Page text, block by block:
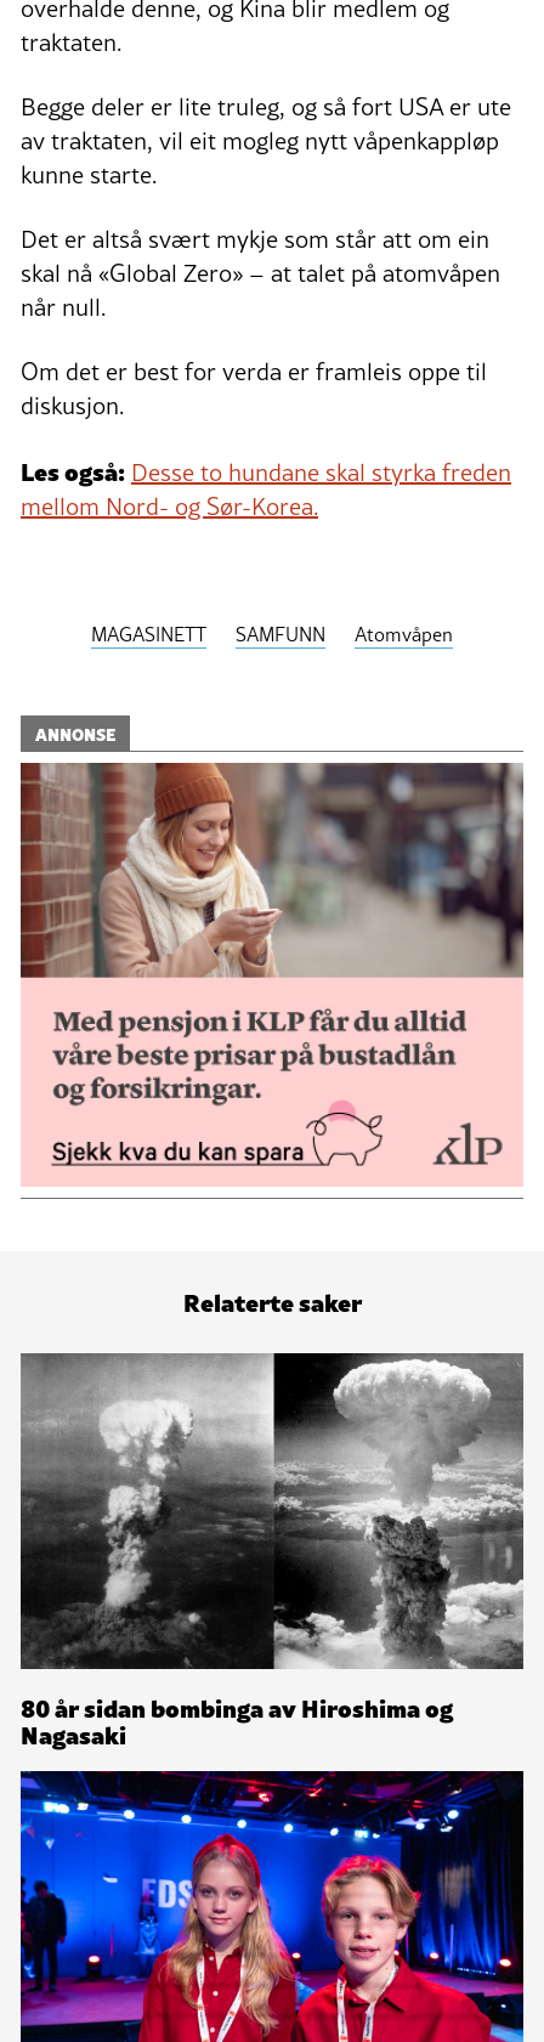
overhalde denne, og Kina blir medlem og
traktaten.
Begge deler er lite truleg, og så fort USA er ute
av traktaten, vil eit mogleg nytt våpenkappløp
kunne starte.
Det er altså svært mykje som står att om ein
skal nå «Global Zero» – at talet på atomvåpen
når null.
Om det er best for verda er framleis oppe til
diskusjon.
Les også: Desse to hundane skal styrka freden
mellom Nord- og Sør-Korea.
MAGASINETT SAMFUNN Atomvåpen
ANNONSE
Relaterte saker
80 år sidan bombinga av Hiroshima og
Nagasaki